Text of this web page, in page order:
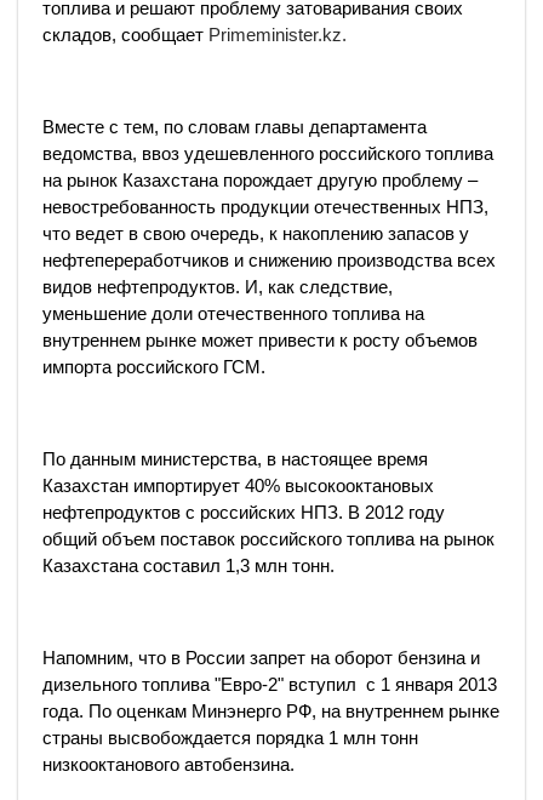
топлива и решают проблему затоваривания своих
складов, сообщает Primeminister.kz.
Вместе с тем, по словам главы департамента
ведомства, ввоз удешевленного российского топлива
на рынок Казахстана порождает другую проблему –
невостребованность продукции отечественных НПЗ,
что ведет в свою очередь, к накоплению запасов у
нефтепереработчиков и снижению производства всех
видов нефтепродуктов. И, как следствие,
уменьшение доли отечественного топлива на
внутреннем рынке может привести к росту объемов
импорта российского ГСМ.
По данным министерства, в настоящее время
Казахстан импортирует 40% высокооктановых
нефтепродуктов с российских НПЗ. В 2012 году
общий объем поставок российского топлива на рынок
Казахстана составил 1,3 млн тонн.
Напомним, что в России запрет на оборот бензина и
дизельного топлива "Евро-2" вступил с 1 января 2013
года. По оценкам Минэнерго РФ, на внутреннем рынке
страны высвобождается порядка 1 млн тонн
низкооктанового автобензина.